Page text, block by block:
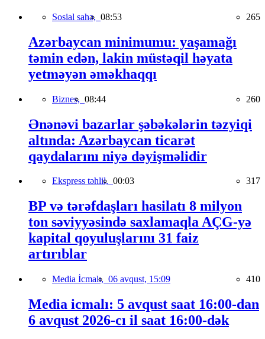
Sosial sahə, 08:53 265
Azərbaycan minimumu: yaşamağı
təmin edən, lakin müstəqil həyata
yetməyən əməkhaqqı
Biznes, 08:44 260
Ənənəvi bazarlar şəbəkələrin təzyiqi
altında: Azərbaycan ticarət
qaydalarını niyə dəyişməlidir
Ekspress təhlil, 00:03 317
BP və tərəfdaşları hasilatı 8 milyon
ton səviyyəsində saxlamaqla AÇG-yə
kapital qoyuluşlarını 31 faiz
artırıblar
Media İcmalı, 06 avqust, 15:09 410
Media icmalı: 5 avqust saat 16:00-dan
6 avqust 2026-cı il saat 16:00-dək